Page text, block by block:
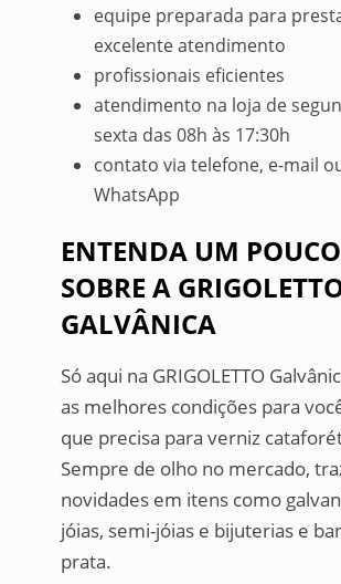
equipe preparada para
excelente atendimento
profissionais eficientes
atendimento na loja de
sexta das 08h às 17:30h
contato via telefone, e-mail
WhatsApp
ENTENDA UM
SOBRE A
GALVÂNICA
Só aqui na GRIGOLETTO
as melhores condições para
que precisa para verniz
Sempre de olho no mercado,
novidades em itens como
jóias, semi-jóias e bijuterias e
prata.